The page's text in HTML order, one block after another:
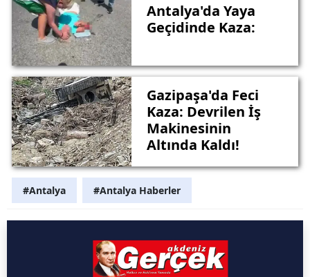
Antalya'da Yaya
Geçidinde Kaza:
Gazipaşa'da Feci
Kaza: Devrilen İş
Makinesinin
Altında Kaldı!
#Antalya #Antalya Haberler